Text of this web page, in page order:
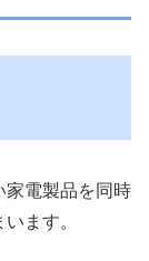
家電製品を同時
ます。